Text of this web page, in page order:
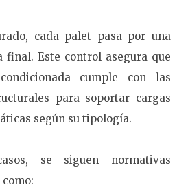
cada palet pasa por una
final. Este control asegura que
cumple con las
para soportar cargas
según su tipología.
se siguen normativas